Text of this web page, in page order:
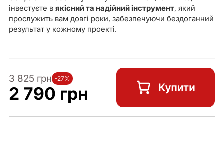
інвестуєте в якісний та надійний інструмент, який
прослужить вам довгі роки, забезпечуючи бездоганний
результат у кожному проекті.
3 825 грн -27%
2 790 грн